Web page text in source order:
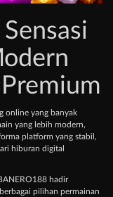
online yang banyak
yang lebih modern,
platform yang stabil,
hiburan digital
hadir
pilihan permainan